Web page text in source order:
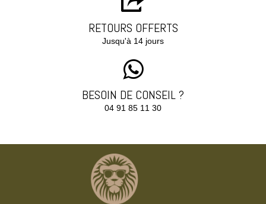
RETOURS OFFERTS
Jusqu'à 14 jours
BESOIN DE CONSEIL ?
04 91 85 11 30‬